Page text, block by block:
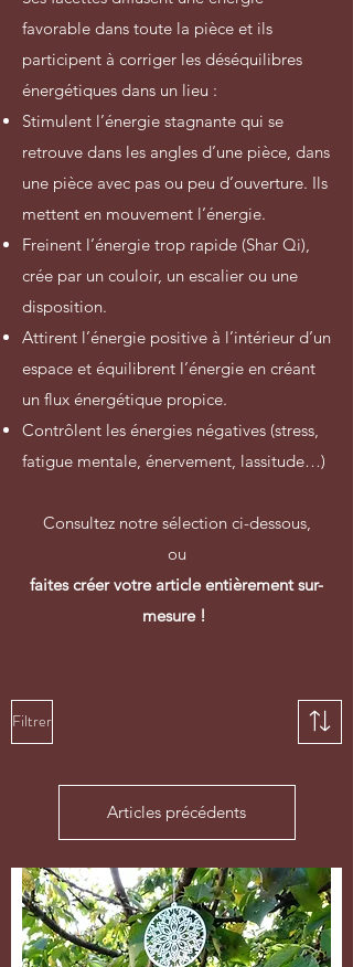
favorable dans toute la pièce et ils
participent à corriger les déséquilibres
énergétiques dans un lieu :
Stimulent l’énergie stagnante qui se
retrouve dans les angles d’une pièce, dans
une pièce avec pas ou peu d’ouverture. Ils
mettent en mouvement l’énergie.
Freinent l’énergie trop rapide (Shar Qi),
crée par un couloir, un escalier ou une
disposition.
Attirent l’énergie positive à l’intérieur d’un
espace et équilibrent l’énergie en créant
un flux énergétique propice.
Contrôlent les énergies négatives (stress,
fatigue mentale, énervement, lassitude…)
Consultez notre sélection ci-dessous,
ou
faites créer votre article entièrement sur-
mesure !
Filtrer
Articles précédents